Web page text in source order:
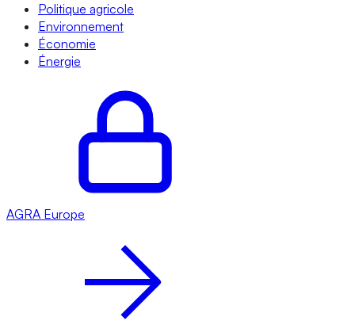
Politique agricole
Environnement
Économie
Énergie
AGRA Europe